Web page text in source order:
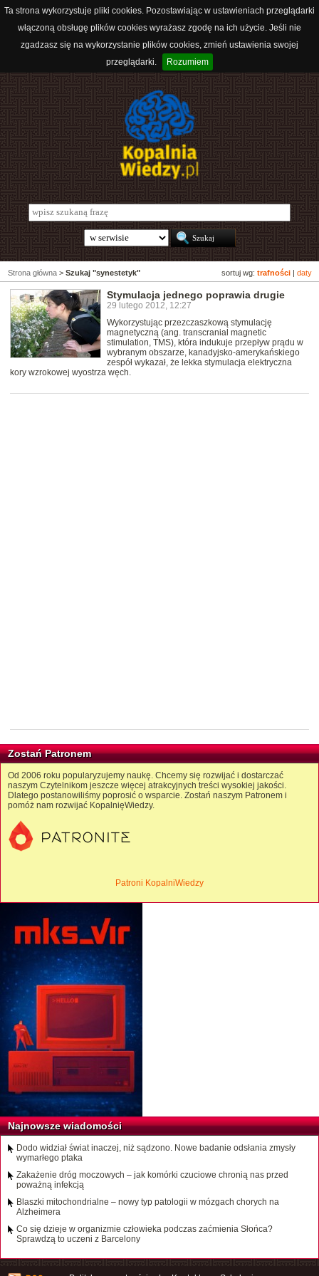
Ta strona wykorzystuje pliki cookies. Pozostawiając w ustawieniach przeglądarki
włączoną obsługę plików cookies wyrażasz zgodę na ich użycie. Jeśli nie
zgadzasz się na wykorzystanie plików cookies, zmień ustawienia swojej
przeglądarki.
Rozumiem
sortuj wg: trafności daty
Strona główna > Szukaj "synestetyk"
Stymulacja jednego poprawia drugie
29 lutego 2012, 12:27
Wykorzystując przezczaszkową stymulację
magnetyczną (ang. transcranial magnetic
stimulation, TMS), która indukuje przepływ prądu w
wybranym obszarze, kanadyjsko-amerykańskiego
zespół wykazał, że lekka stymulacja elektryczna
kory wzrokowej wyostrza węch.
Zostań Patronem
Od 2006 roku popularyzujemy naukę. Chcemy się rozwijać i dostarczać
naszym Czytelnikom jeszcze więcej atrakcyjnych treści wysokiej jakości.
Dlatego postanowiliśmy poprosić o wsparcie. Zostań naszym Patronem i
pomóż nam rozwijać KopalnięWiedzy.
Patroni KopalniWiedzy
Najnowsze wiadomości
Dodo widział świat inaczej, niż sądzono. Nowe badanie odsłania zmysły
wymarłego ptaka
Zakażenie dróg moczowych – jak komórki czuciowe chronią nas przed
poważną infekcją
Blaszki mitochondrialne – nowy typ patologii w mózgach chorych na
Alzheimera
Co się dzieje w organizmie człowieka podczas zaćmienia Słońca?
Sprawdzą to uczeni z Barcelony